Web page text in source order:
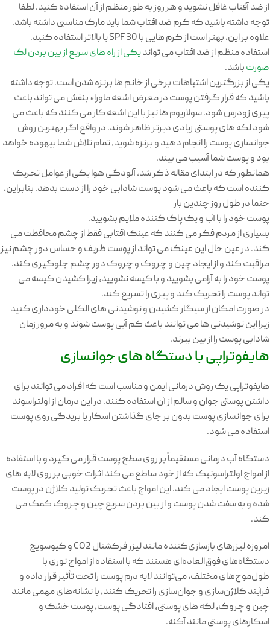
از ضد آفتاب غافل نشوید و هر روز به طور منظم از آن استفاده کنید. لطفا
توجه داشته باشید که کرم ضد آفتاب شما باید مارک مناسبی داشته باشد.
علاوه بر این، بهتر است از کرم هایی با SPF 30 یا بالاتر استفاده کنید.
استفاده منظم از ضد آفتاب می تواندیکی از راه های سریع از بین بردن لک
صورتباشد.
یکی از بزرگترین اشتباهات برخی از خانم ها برنزه شدن است. توجه داشته
باشید که قرار گرفتن پوست در معرض اشعه ماوراء بنفش می تواند باعث
پیری زودرس شود. سولاریوم ها نیز با این اشعه کار می کنند که باعث می
شود لکه های پوستی زیادی دیرتر ظاهر شوند. در واقع اگر بهترین روش
جوانسازی پوست را انجام دهید و برنزه شوید، تمام تلاش شما بیهوده خواهد
بود و پوست شما آسیب می بیند.
همانطور که در ابتدای مقاله ذکر شد، آلودگی هوا یکی از عوامل تحریک
کننده است که باعث می شود پوست شادابی خود را از دست بدهد. بنابراین،
حتما در طول روز چندین بار
پوست خود را با آب و یک پاک کننده ملایم بشویید.
بسیاری از مردم فکر می کنند که عینک آفتابی فقط از چشم محافظت می
کند. در عین حال این عینک می تواند از پوست ظریف و حساس دور چشم نیز
مراقبت کند و از ایجاد چین و چروک و چروک دور چشم جلوگیری کند.
پوست خود را به آرامی بشویید و با کیسه نشویید، زیرا کشیدن کیسه می
تواند پوست را تحریک کند و پیری را تسریع کند.
در صورت امکان از سیگار کشیدن و نوشیدنی های الکلی خودداری کنید
زیرا این نوشیدنی ها می توانند باعث کم آبی پوست شوند و به مرور زمان
شادابی پوست را از بین ببرند.
هایفوتراپی با دستگاه های جوانسازی
هایفوتراپی یک روش درمانی ایمن و مناسب است که افراد می توانند برای
داشتن پوستی جوان و سالم از آن استفاده کنند. در این درمان از اولتراسوند
برای جوانسازی پوست بدون بر جای گذاشتن اسکار یا بریدگی روی پوست
استفاده می شود.
دستگاه آب درمانی مستقیماً بر روی سطح پوست قرار می گیرد و با استفاده
از امواج اولتراسونیک که از خود ساطع می کند اثرات خوبی بر روی لایه های
زیرین پوست ایجاد می کند. این امواج باعث تحریک تولید کلاژن در پوست
شده و به سفت شدن پوست و از بین بردن سریع چین و چروک کمک می
کند.
امروزه لیزرهای بازسازی‌کننده مانند لیزر فرکشنال CO2 و کیوسویچ
دستگاه‌های فوق‌العاده‌ای هستند که با استفاده از امواج نوری با
طول‌موج‌های مختلف، می‌توانند لایه درم پوست را تحت تأثیر قرار داده و
فرآیند کلاژن‌سازی و جوان‌سازی را تحریک کنند، با نشانه‌های مهمی مانند
چین و چروک، لکه های پوستی، افتادگی پوست، پوست خشک و
اسکارهای پوستی مانند آکنه.